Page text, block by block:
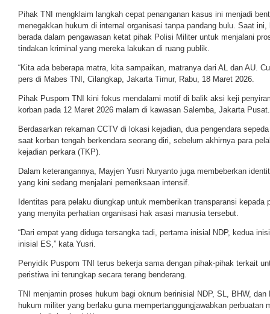
Pihak TNI mengklaim langkah cepat penanganan kasus ini menjadi
menegakkan hukum di internal organisasi tanpa pandang bulu. Saat
berada dalam pengawasan ketat pihak Polisi Militer untuk menjalani
tindakan kriminal yang mereka lakukan di ruang publik.
“Kita ada beberapa matra, kita sampaikan, matranya dari AL dan AU.
pers di Mabes TNI, Cilangkap, Jakarta Timur, Rabu, 18 Maret 2026.
Pihak Puspom TNI kini fokus mendalami motif di balik aksi keji
korban pada 12 Maret 2026 malam di kawasan Salemba, Jakarta Pusat.
Berdasarkan rekaman CCTV di lokasi kejadian, dua pengendara
saat korban tengah berkendara seorang diri, sebelum akhirnya para
kejadian perkara (TKP).
Dalam keterangannya, Mayjen Yusri Nuryanto juga membeberkan
yang kini sedang menjalani pemeriksaan intensif.
Identitas para pelaku diungkap untuk memberikan transparansi
yang menyita perhatian organisasi hak asasi manusia tersebut.
“Dari empat yang diduga tersangka tadi, pertama inisial NDP, kedua
inisial ES,” kata Yusri.
Penyidik Puspom TNI terus bekerja sama dengan pihak-pihak terkait
peristiwa ini terungkap secara terang benderang.
TNI menjamin proses hukum bagi oknum berinisial NDP, SL, BHW,
hukum militer yang berlaku guna mempertanggungjawabkan perbuatan